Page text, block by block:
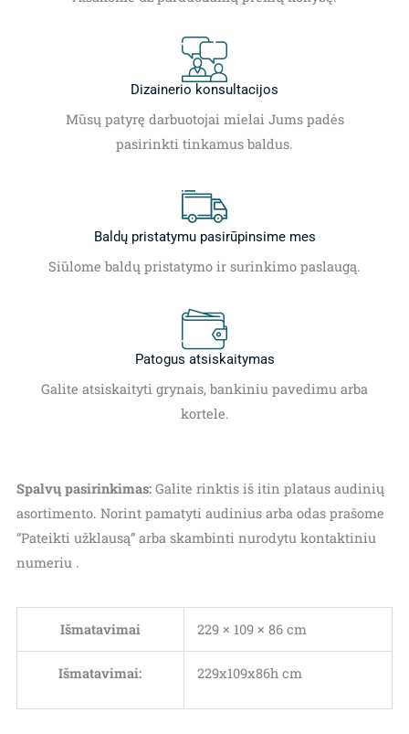
Dizainerio konsultacijos
Mūsų patyrę darbuotojai mielai Jums padės
pasirinkti tinkamus baldus.
Baldų pristatymu pasirūpinsime mes
Siūlome baldų pristatymo ir surinkimo paslaugą.
Patogus atsiskaitymas
Galite atsiskaityti grynais, bankiniu pavedimu arba
kortele.
Spalvų pasirinkimas:Galite rinktis iš itin plataus audinių
asortimento. Norint pamatyti audinius arba odas prašome
“Pateikti užklausą” arba skambinti nurodytu kontaktiniu
numeriu .
Išmatavimai 229 × 109 × 86 cm
Išmatavimai: 229x109x86h cm